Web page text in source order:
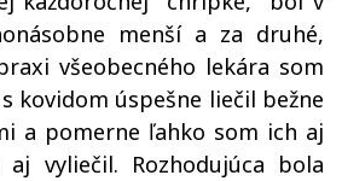
menší a za druhé,
všeobecného lekára som
kovidom úspešne liečil bežne
a pomerne ľahko som ich aj
vyliečil. Rozhodujúca bola